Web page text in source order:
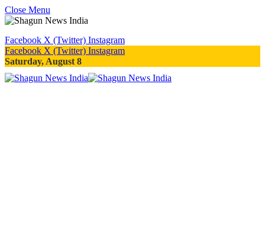
Close Menu
Facebook X (Twitter) Instagram
Facebook X (Twitter) Instagram
Saturday, August 8